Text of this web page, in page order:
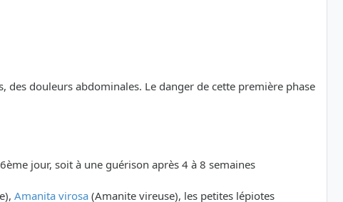
des douleurs abdominales. Le danger de cette première phase
jour, soit à une guérison après 4 à 8 semaines
Amanita virosa (Amanite vireuse), les petites lépiotes